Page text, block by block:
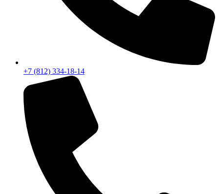
+7 (812) 334-18-14